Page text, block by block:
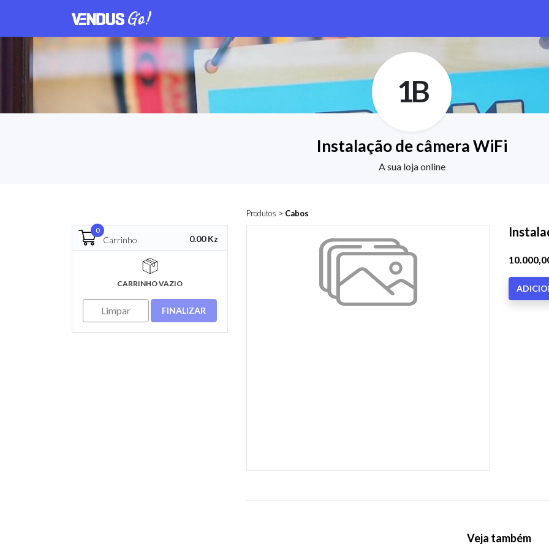
1B
Instalação de câmera WiFi
A sua loja online
Produtos > Cabos
0
Carrinho 0.00 Kz
CARRINHO VAZIO
Limpar FINALIZAR
Veja também